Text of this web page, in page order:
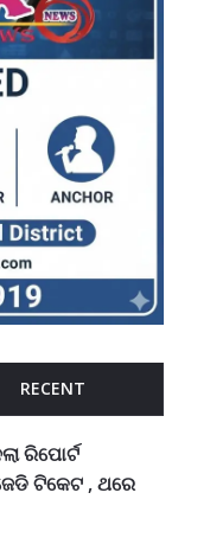
RECENT
ରିପୋର୍ଟ
ଟିକେଟ , ଥରେ